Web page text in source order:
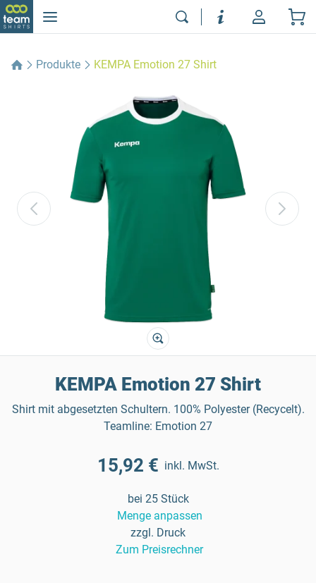
Produkte KEMPA Emotion 27 Shirt
KEMPA Emotion 27 Shirt
Shirt mit abgesetzten Schultern. 100% Polyester (Recycelt).
Teamline: Emotion 27
15,92 € inkl. MwSt.
bei 25 Stück
Menge anpassen
zzgl. Druck
Zum Preisrechner